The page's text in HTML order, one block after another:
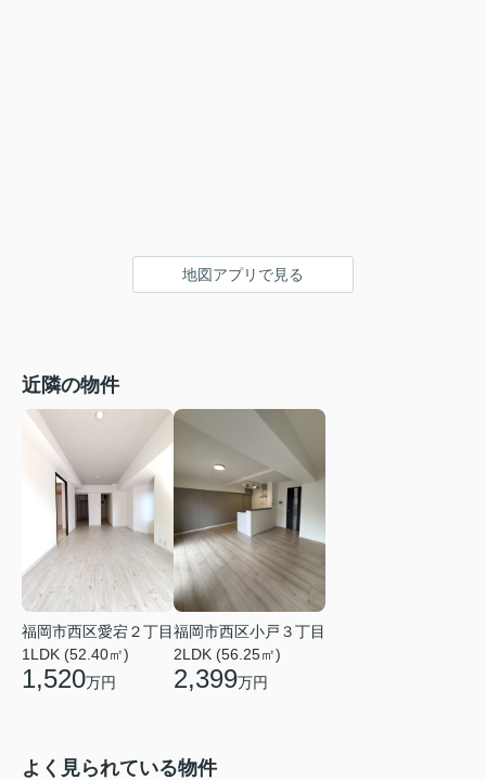
地図アプリで見る
近隣の物件
福岡市西区愛宕２丁目
1LDK (52.40㎡)
1,520万円
福岡市西区小戸３丁目
2LDK (56.25㎡)
2,399万円
よく見られている物件